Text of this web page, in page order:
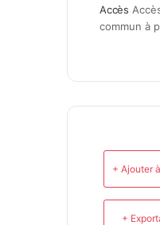
Accès
commun à
+ Ajouter
+